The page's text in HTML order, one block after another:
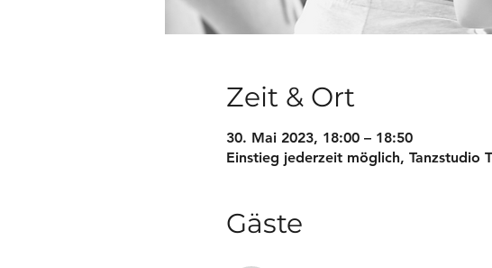
Zeit & Ort
30. Mai 2023, 18:00 – 18:50
Einstieg jederzeit möglich, Tanzstudio
Gäste